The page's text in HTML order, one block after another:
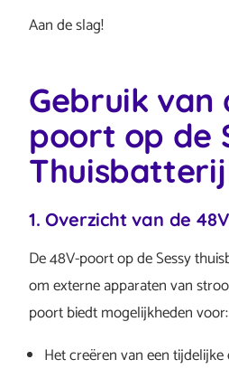
Aan de slag!
Gebruik van
poort op de
Thuisbatterij
1. Overzicht van de
De 48V-poort op de Sessy
om externe apparaten van
poort biedt mogelijkheden voor:
Het creëren van een